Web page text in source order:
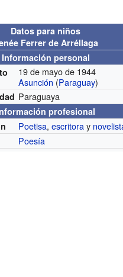
Datos para niños
Ferrer de Arréllaga
Información personal
19 de mayo de 1944
Asunción (Paraguay)
Paraguaya
profesional
Poetisa,escritoray
Poesía